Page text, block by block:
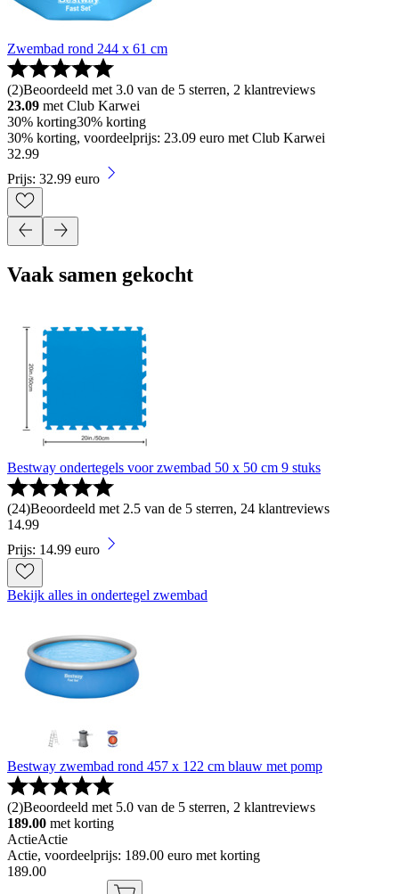
Zwembad rond 244 x 61 cm
(2)Beoordeeld met 3.0 van de 5 sterren, 2 klantreviews
23.09 met Club Karwei
30% korting30% korting
30% korting, voordeelprijs: 23.09 euro met Club Karwei
32.99
Prijs: 32.99 euro
Vaak samen gekocht
Bestway ondertegels voor zwembad 50 x 50 cm 9 stuks
(24)Beoordeeld met 2.5 van de 5 sterren, 24 klantreviews
14.99
Prijs: 14.99 euro
Bekijk alles in ondertegel zwembad
Bestway zwembad rond 457 x 122 cm blauw met pomp
(2)Beoordeeld met 5.0 van de 5 sterren, 2 klantreviews
189.00 met korting
ActieActie
Actie, voordeelprijs: 189.00 euro met korting
189.00